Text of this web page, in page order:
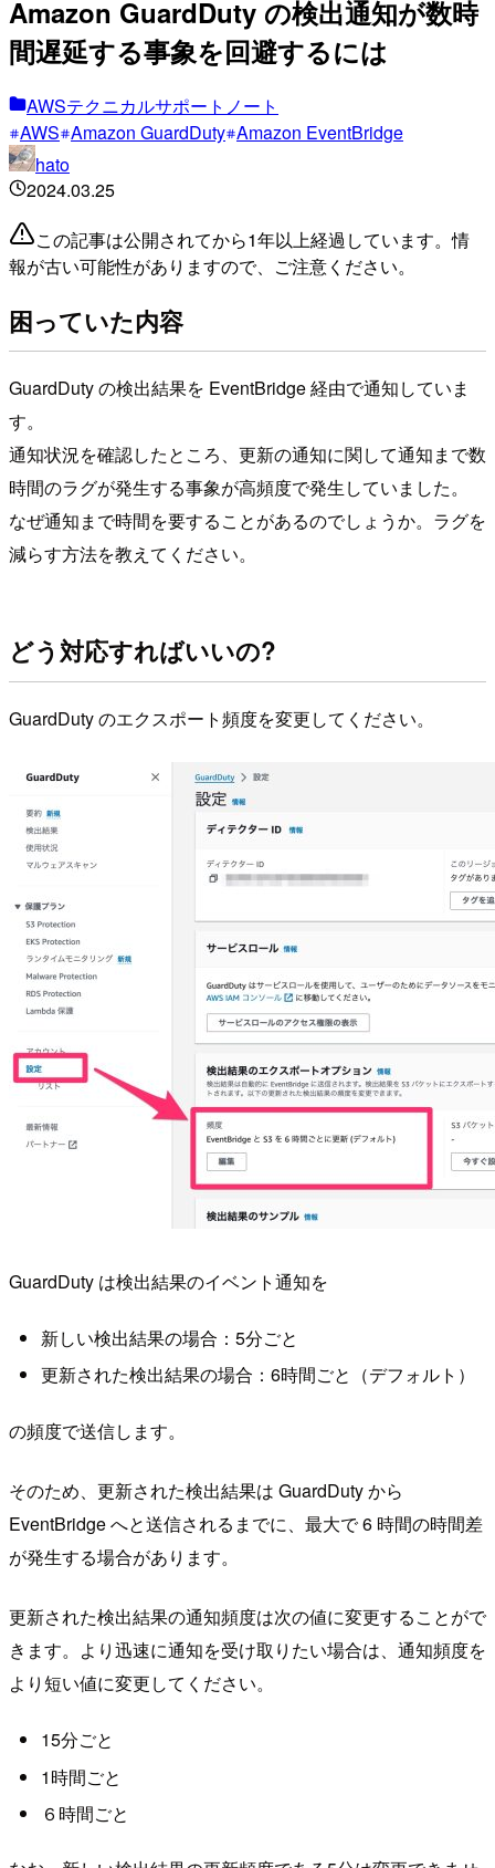
Amazon GuardDuty の検出通知が数時
間遅延する事象を回避するには
AWSテクニカルサポートノート
AWS Amazon GuardDuty Amazon EventBridge
hato
2024.03.25
この記事は公開されてから1年以上経過しています。情
報が古い可能性がありますので、ご注意ください。
困っていた内容
GuardDuty の検出結果を EventBridge 経由で通知していま
す。
通知状況を確認したところ、更新の通知に関して通知まで数
時間のラグが発生する事象が高頻度で発生していました。
なぜ通知まで時間を要することがあるのでしょうか。ラグを
減らす方法を教えてください。
どう対応すればいいの?
GuardDuty のエクスポート頻度を変更してください。
GuardDuty は検出結果のイベント通知を
新しい検出結果の場合：5分ごと
更新された検出結果の場合：6時間ごと（デフォルト）
の頻度で送信します。
そのため、更新された検出結果は GuardDuty から
EventBridge へと送信されるまでに、最大で 6 時間の時間差
が発生する場合があります。
更新された検出結果の通知頻度は次の値に変更することがで
きます。より迅速に通知を受け取りたい場合は、通知頻度を
より短い値に変更してください。
15分ごと
1時間ごと
６時間ごと